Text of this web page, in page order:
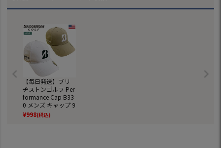
スゴルフシューズ
【毎日発送】ブリ
ヂストンゴルフ Per
formance Cap B33
0 メンズ キャップ 9
PRFW BRIDGESTO
NE GOLF USA直輸
¥998(税込)